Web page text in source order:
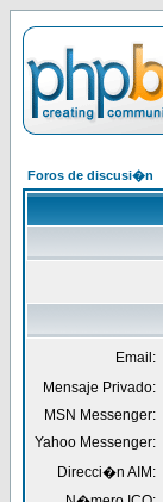
Foros de discusi�n
Email:
Mensaje Privado:
MSN Messenger:
Yahoo Messenger:
Direcci�n AIM: